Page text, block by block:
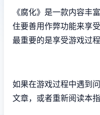
《腐化》是一款内容丰
住要善用作弊功能来享
最重要的是享受游戏过
如果在游戏过程中遇到
文章，或者重新阅读本